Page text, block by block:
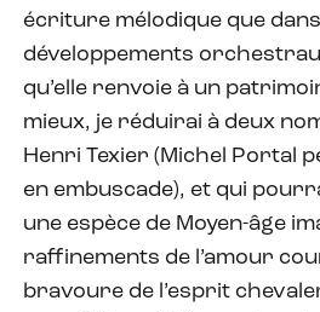
écriture mélodique que
développements
qu’elle renvoie à un
mieux, je réduirai à deux
Henri Texier (Michel Portal
en embuscade), et qui
une espèce de Moyen-âge
raffinements de l’amour
bravoure de l’esprit